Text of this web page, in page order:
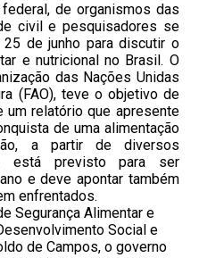
de organismos das
civil e pesquisadores se
de junho para discutir o
e nutricional no Brasil. O
das Nações Unidas
(FAO), teve o objetivo de
um relatório que apresente
de uma alimentação
a partir de diversos
está previsto para ser
e deve apontar também
enfrentados.
Segurança Alimentar e
Social e
de Campos, o governo